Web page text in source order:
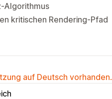
Algorithmus
kritischen Rendering-Pfad
auf Deutsch vorhanden.